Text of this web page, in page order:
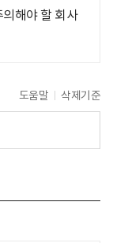
해야 할 회사
도움말 삭제기준